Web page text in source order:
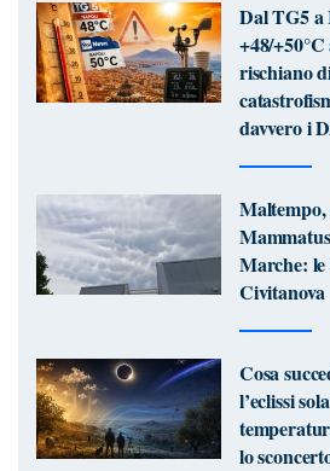
Dal TG5 a
+48/
rischiano
davvero i
Marche:
Civitanova
Cosa
l’eclissi
lo